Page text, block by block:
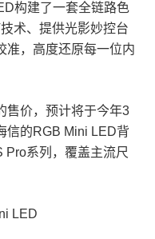
构建了一套全链路色
术、提供光影妙控台
准，高度还原每一位内
售价，预计将于今年3
信的RGB Mini LED背
Pro系列，覆盖主流尺